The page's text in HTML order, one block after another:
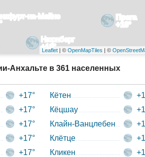
Прага
+18°
на-Майне
Нюрнберг
+19°
Leaflet | ©OpenMapTiles | ©
Анхальте в 361 населенных
+17°
+17°
+17°
+17°
+17°
Кётен
Кёцшау
Клайн-Ванцлебен
Клётце
Кликен